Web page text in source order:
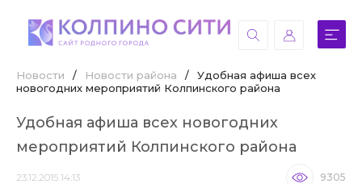
Новости / Новости района /
Удобная афиша всех
новогодних мероприятий Колпинского района
Удобная афиша всех новогодних
мероприятий Колпинского района
23.12.2015 14:13 9305